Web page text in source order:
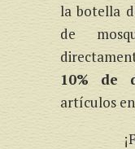
la botella
de
10% de
artículos